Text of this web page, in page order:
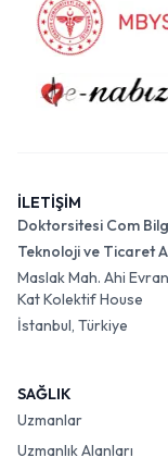
İLETİŞİM
Doktorsitesi Com
Teknoloji ve Ticaret
Maslak Mah. Ahi
Kat Kolektif House
İstanbul, Türkiye
SAĞLIK
Uzmanlar
Uzmanlık Alanları